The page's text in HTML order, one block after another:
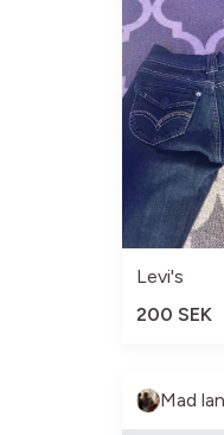
Levi's
200 SEK